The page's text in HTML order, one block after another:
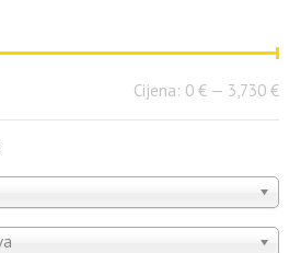
Cijena: 0 € — 3,730 €